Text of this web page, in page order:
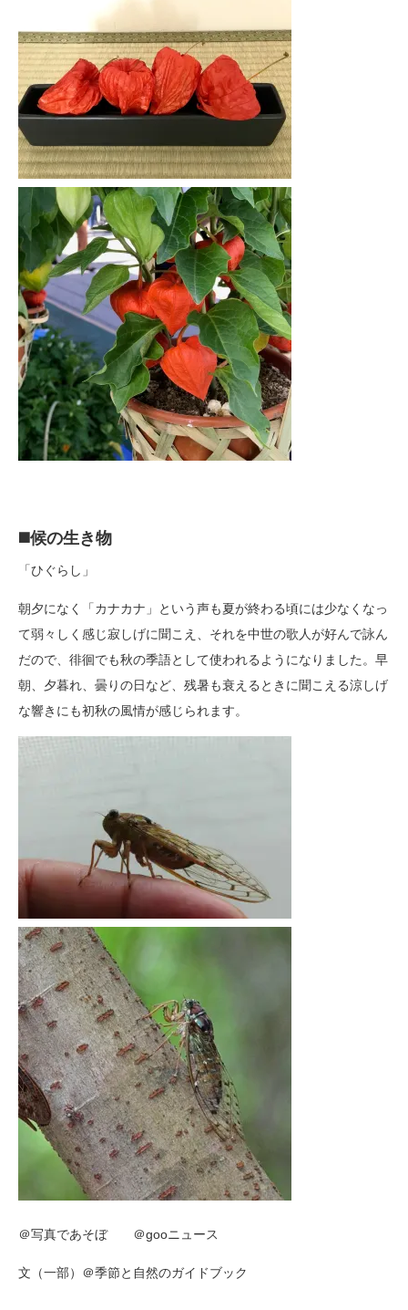
◼️候の生き物
「ひぐらし」
朝夕になく「カナカナ」という声も夏が終わる頃には少なくなっ
て弱々しく感じ寂しげに聞こえ、それを中世の歌人が好んで詠ん
だので、徘徊でも秋の季語として使われるようになりました。早
朝、夕暮れ、曇りの日など、残暑も衰えるときに聞こえる涼しげ
な響きにも初秋の風情が感じられます。
＠写真であそぼ ＠gooニュース
文（一部）＠季節と自然のガイドブック